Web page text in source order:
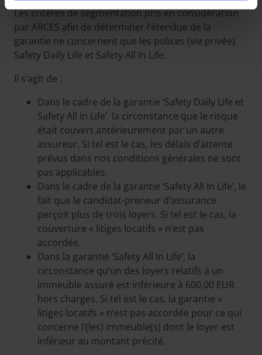
Les critères de segmentation pris en considération
par ARCES afin de déterminer l’étendue de la
garantie ne concernent que les polices (vie privée)
Safety Daily Life et Safety All In Life.
Il s’agit de :
Dans le cadre de la garantie ‘Safety Daily Life et
Safety All In Life’ la circonstance que le risque
était couvert antérieurement par un autre
assureur. Si tel est le cas, les délais d’attente
prévus dans nos conditions générales ne sont
pas applicables.
Dans le cadre de la garantie ‘Safety All In Life’, le
fait que le candidat-preneur d’assurance
perçoit plus de trois loyers. Si tel est le cas, la
couverture « litiges locatifs » n’est pas
accordée.
Dans la garantie ‘Safety All In Life’, la
circonstance qu’un des loyers relatifs à un
immeuble assuré est inférieure à 600,00 EUR
hors charges. Si tel est le cas, la garantie «
litiges locatifs » n’est pas accordée pour ce qui
concerne l’(les) immeuble(s) dont le loyer est
inférieur au montant précité.